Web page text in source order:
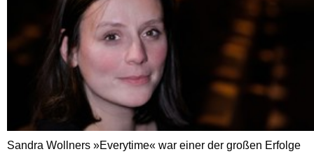
Sandra Wollners »Everytime« war einer der großen Erfolge